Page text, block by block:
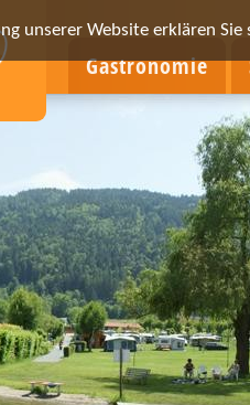
unserer Website erklären
Gastronomie